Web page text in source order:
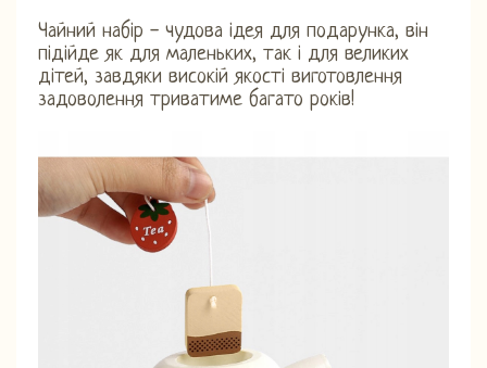
Чайний набір - чудова ідея для подарунка, він
підійде як для маленьких, так і для великих
дітей, завдяки високій якості виготовлення
задоволення триватиме багато років!